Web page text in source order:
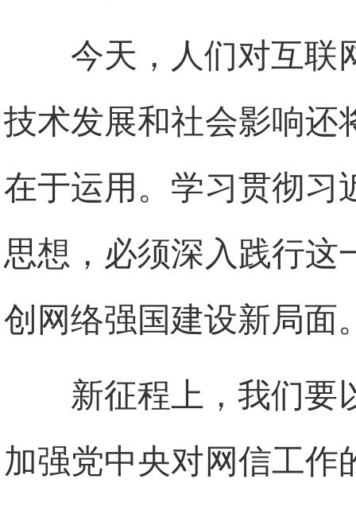
今天，人们对互联
技术发展和社会影响还
在于运用。学习贯彻习
思想，必须深入践行这
创网络强国建设新局面
新征程上，我们要
加强党中央对网信工作